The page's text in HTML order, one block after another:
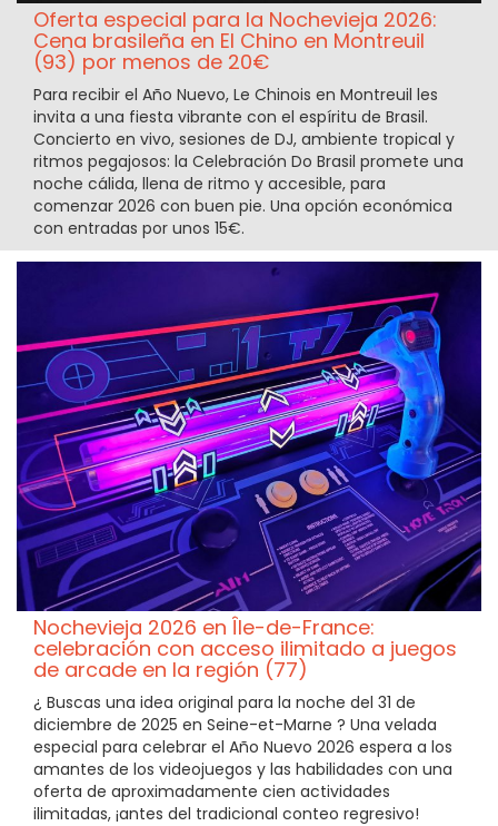
Oferta especial para la Nochevieja 2026:
Cena brasileña en El Chino en Montreuil
(93) por menos de 20€
Para recibir el Año Nuevo, Le Chinois en Montreuil les
invita a una fiesta vibrante con el espíritu de Brasil.
Concierto en vivo, sesiones de DJ, ambiente tropical y
ritmos pegajosos: la Celebración Do Brasil promete una
noche cálida, llena de ritmo y accesible, para
comenzar 2026 con buen pie. Una opción económica
con entradas por unos 15€.
Nochevieja 2026 en Île-de-France:
celebración con acceso ilimitado a juegos
de arcade en la región (77)
¿ Buscas una idea original para la noche del 31 de
diciembre de 2025 en Seine-et-Marne ? Una velada
especial para celebrar el Año Nuevo 2026 espera a los
amantes de los videojuegos y las habilidades con una
oferta de aproximadamente cien actividades
ilimitadas, ¡antes del tradicional conteo regresivo!